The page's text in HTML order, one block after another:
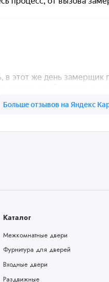
Каталог
Межкомнатные двери
Фурнитура для дверей
Входные двери
Раздвижные